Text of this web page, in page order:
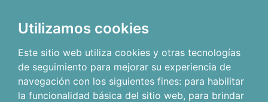
Utilizamos cookies
Este sitio web utiliza cookies y otras tecnologías
de seguimiento para mejorar su experiencia de
navegación con los siguientes fines: para habilitar
la funcionalidad básica del sitio web, para brindar